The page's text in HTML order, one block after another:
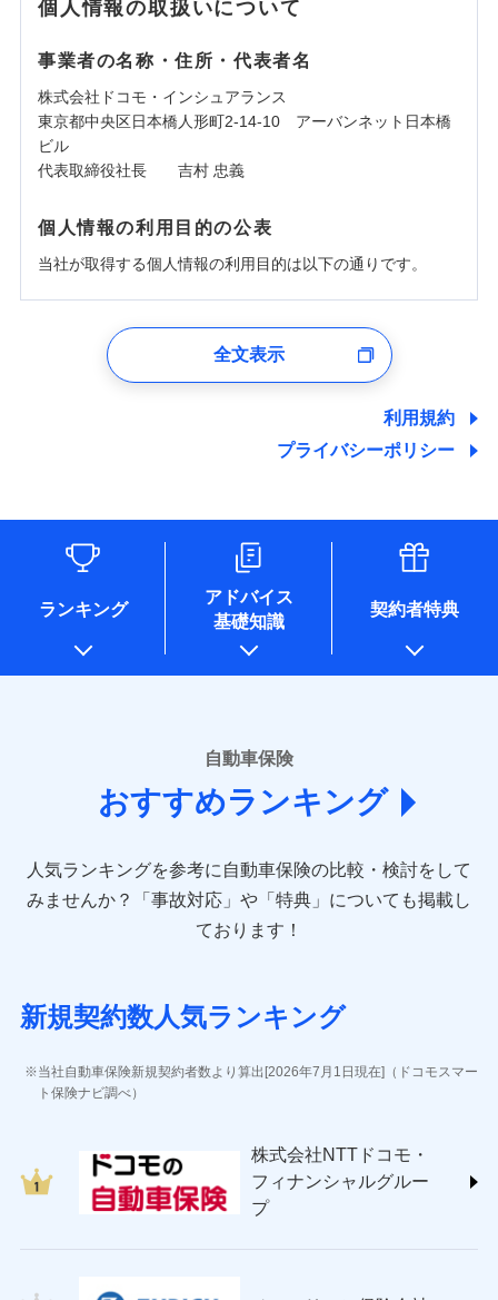
個人情報の取扱いについて
事業者の名称・住所・代表者名
株式会社ドコモ・インシュアランス
東京都中央区日本橋人形町2-14-10 アーバンネット日本橋
ビル
代表取締役社長 吉村 忠義
個人情報の利用目的の公表
当社が取得する個人情報の利用目的は以下の通りです。
ユーザー登録受付および、管理のため
しくは委託を受けている保険会社・提携会社の保険その他に
関する情報を提供し、金融商品等の契約を勧奨するため、ま
た維持管理等の委託業務遂行のため、またそれらに付帯、関
情報を取引のある他の保険会社の商品・サービスをご提案す
るために利用させていただくことがあります。）
各種セミナーの開催のため
コンサルティングサービスの実施のため
アンケートやキャンペーン等の実施のため
上記に係る案内・手続き・管理等付帯業務を行うため
* 当社が委託を受けている保険会社の情報は、保険会社のホ
ームページに掲載しておりますので、ご確認ください。
あいおいニッセイ同和損害保険株式会社
(https://www.aioinissaydowa.co.jp/)
アクサ損害保険株式会社 (https://www.axa-
direct.co.jp/)
sompo.co.jp/)
東京海上ダイレクト損害保険株式会社 (https://www.e-
AIG損害保険株式会社 (https://www.aig.co.jp/sonpo)
ジェイアイ傷害火災保険株式会社
ソニー損害保険株式会社
(https://www.sonysonpo.co.jp/)
ＳＯＭＰＯダイレクト損害保険株式会社
(https://www.sompo-direct.co.jp/)
チューリッヒ保険会社 (https://www.zurich.co.jp/)
全文表示
利用規約
プライバシーポリシー
ランキング
アドバイス
基礎知識
契約者特典
自動車保険
おすすめランキング
人気ランキングを参考に自動車保険の比較・検討をして
みませんか？
「事故対応」や「特典」についても掲載し
ております！
新規契約数人気ランキング
当社自動車保険新規契約者数より算出[2026年7月1日現在]（ドコモスマー
ト保険ナビ調べ）
株式会社NTTドコモ・
フィナンシャルグルー
プ